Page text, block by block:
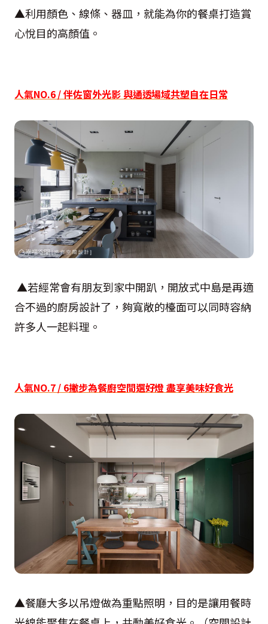
▲利用顏色、線條、器皿，就能為你的餐桌打造賞
心悅目的高顏值。
人氣NO.6 / 伴佐窗外光影 與通透場域共塑自在日常
▲若經常會有朋友到家中開趴，開放式中島是再適
合不過的廚房設計了，夠寬敞的檯面可以同時容納
許多人一起料理。
人氣NO.7 / 6撇步為餐廚空間選好燈 盡享美味好食光
▲餐廳大多以吊燈做為重點照明，目的是讓用餐時